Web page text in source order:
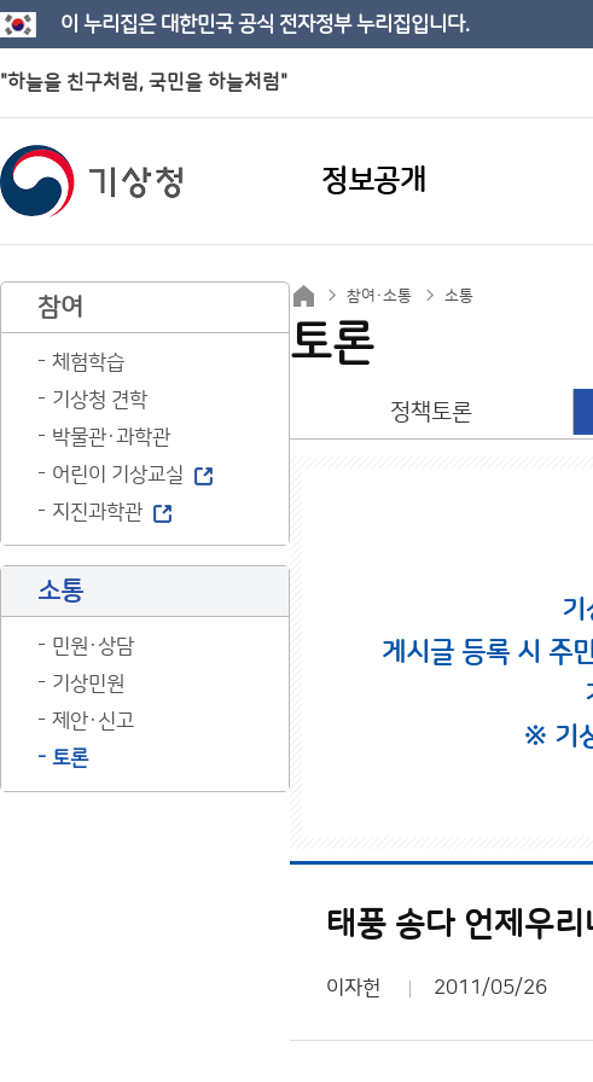
이 누리집은 대한민국 공식 전자정부 누리집입니다.
"하늘을 친구처럼, 국민을 하늘처럼"
정보공개
참여
체험학습
기상청 견학
박물관·과학관
어린이 기상교실
지진과학관
소통
민원·상담
기상민원
제안·신고
토론
참여·소통 소통
토론
정책토론
게시글 등록 시 주
※ 기
태풍 송다 언제우
이자헌 2011/05/26